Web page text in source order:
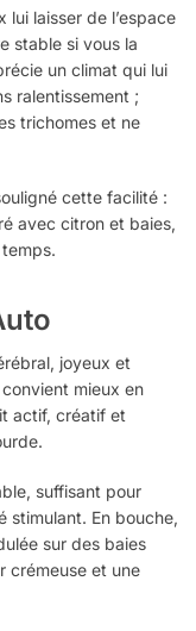
lui laisser de l’espace
stable si vous la
un climat qui lui
ralentissement ;
trichomes et ne
cette facilité :
avec citron et baies,
joyeux et
mieux en
actif, créatif et
suffisant pour
stimulant. En bouche,
sur des baies
crémeuse et une